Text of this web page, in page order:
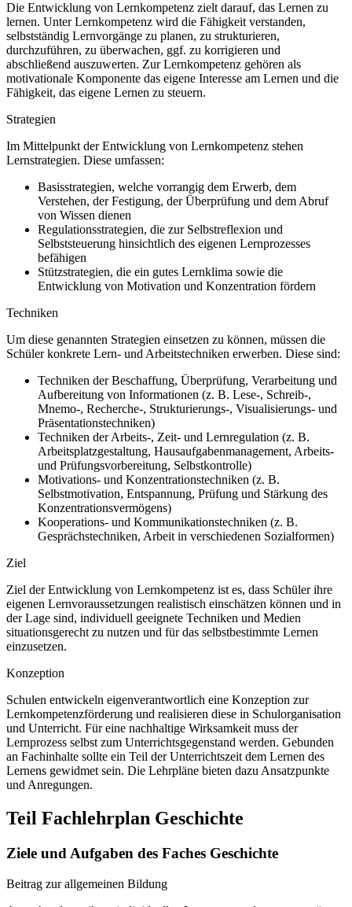
Die Entwicklung von Lernkompetenz zielt darauf, das Lernen zu
lernen. Unter Lernkompetenz wird die Fähigkeit verstanden,
selbstständig Lernvorgänge zu planen, zu strukturieren,
durchzuführen, zu überwachen, ggf. zu korrigieren und
abschließend auszuwerten. Zur Lernkompetenz gehören als
motivationale Komponente das eigene Interesse am Lernen und die
Fähigkeit, das eigene Lernen zu steuern.
Strategien
Im Mittelpunkt der Entwicklung von Lernkompetenz stehen
Lernstrategien. Diese umfassen:
Basisstrategien, welche vorrangig dem Erwerb, dem
Verstehen, der Festigung, der Überprüfung und dem Abruf
von Wissen dienen
Regulationsstrategien, die zur Selbstreflexion und
Selbststeuerung hinsichtlich des eigenen Lernprozesses
befähigen
Stützstrategien, die ein gutes Lernklima sowie die
Entwicklung von Motivation und Konzentration fördern
Techniken
Um diese genannten Strategien einsetzen zu können, müssen die
Schüler konkrete Lern- und Arbeitstechniken erwerben. Diese sind:
Techniken der Beschaffung, Überprüfung, Verarbeitung und
Aufbereitung von Informationen (z. B. Lese-, Schreib-,
Mnemo-, Recherche-, Strukturierungs-, Visualisierungs- und
Präsentationstechniken)
Techniken der Arbeits-, Zeit- und Lernregulation (z. B.
Arbeitsplatzgestaltung, Hausaufgabenmanagement, Arbeits-
und Prüfungsvorbereitung, Selbstkontrolle)
Motivations- und Konzentrationstechniken (z. B.
Selbstmotivation, Entspannung, Prüfung und Stärkung des
Konzentrationsvermögens)
Kooperations- und Kommunikationstechniken (z. B.
Gesprächstechniken, Arbeit in verschiedenen Sozialformen)
Ziel
Ziel der Entwicklung von Lernkompetenz ist es, dass Schüler ihre
eigenen Lernvoraussetzungen realistisch einschätzen können und in
der Lage sind, individuell geeignete Techniken und Medien
situationsgerecht zu nutzen und für das selbstbestimmte Lernen
einzusetzen.
Konzeption
Schulen entwickeln eigenverantwortlich eine Konzeption zur
Lernkompetenzförderung und realisieren diese in Schulorganisation
und Unterricht. Für eine nachhaltige Wirksamkeit muss der
Lernprozess selbst zum Unterrichtsgegenstand werden. Gebunden
an Fachinhalte sollte ein Teil der Unterrichtszeit dem Lernen des
Lernens gewidmet sein. Die Lehrpläne bieten dazu Ansatzpunkte
und Anregungen.
Teil Fachlehrplan Geschichte
Ziele und Aufgaben des Faches Geschichte
Beitrag zur allgemeinen Bildung